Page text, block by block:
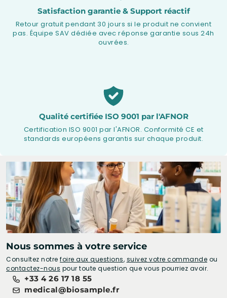
Satisfaction garantie & Support réactif
Retour gratuit pendant 30 jours si le produit ne convient
pas. Équipe SAV dédiée avec réponse garantie sous 24h
ouvrées.
Qualité certifiée ISO 9001 par l'AFNOR
Certification ISO 9001 par l'AFNOR. Conformité CE et
standards européens garantis sur chaque produit.
Nous sommes à votre service
Consultez notre foire aux questions, suivez votre commande ou
contactez-nous pour toute question que vous pourriez avoir.
+33 4 26 17 18 55
medical@biosample.fr